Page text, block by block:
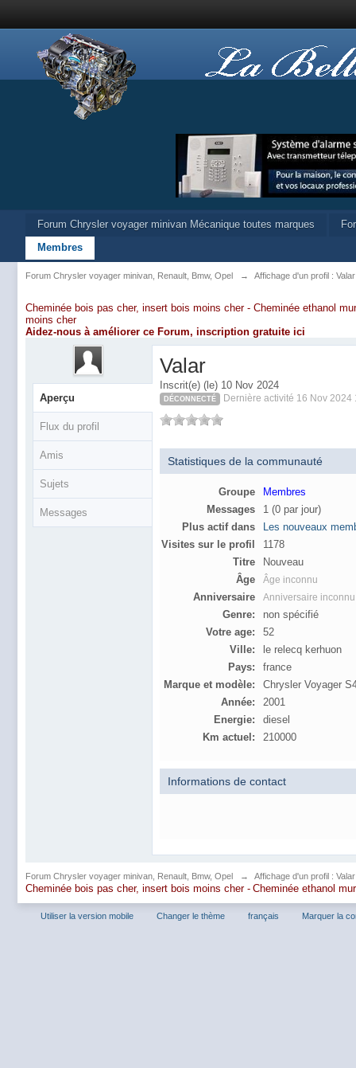
Forum Chrysler voyager minivan Mécanique toutes marques
Membres
Forum Chrysler voyager minivan, Renault, Bmw, Opel → Affichage d'un profil : Valar
Cheminée bois pas cher, insert bois moins cher - Cheminée ethanol
moins cher
Aidez-nous à améliorer ce Forum, inscription gratuite ici
Aperçu
Flux du profil
Amis
Sujets
Messages
Valar
Inscrit(e) (le) 10 Nov 2024
DÉCONNECTÉ Dernière activité 16 Nov 2024
Statistiques de la communauté
Groupe
Membres
Messages
1 (0 par jour)
Plus actif dans
Les nouveaux
Visites sur le profil
1178
Titre
Nouveau
Âge
Âge inconnu
Anniversaire Anniversaire inconnu
Genre:
non spécifié
Votre age:
52
Ville:
le relecq kerhuon
Pays:
france
Marque et modèle:
Chrysler Voyager
Année:
2001
Energie:
diesel
Km actuel:
210000
Informations de contact
Forum Chrysler voyager minivan, Renault, Bmw, Opel → Affichage d'un profil : Valar
Cheminée bois pas cher, insert bois moins cher - Cheminée ethanol
Utiliser la version mobile Changer le thème français Marquer la